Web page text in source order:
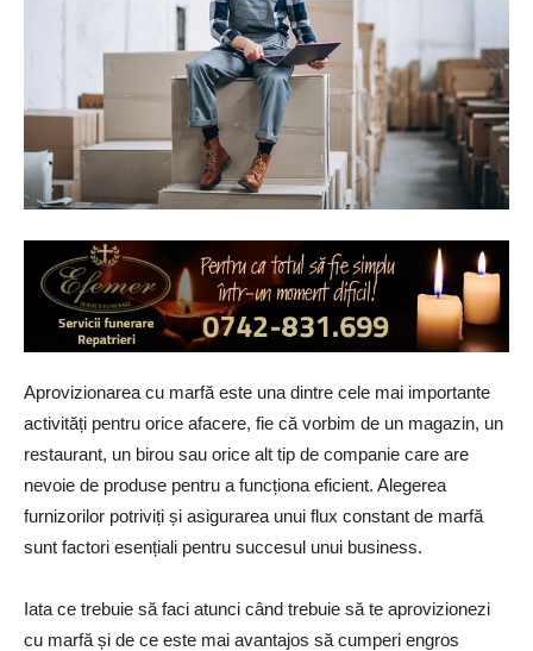
Aprovizionarea cu marfă este una dintre cele mai importante
activități pentru orice afacere, fie că vorbim de un magazin, un
restaurant, un birou sau orice alt tip de companie care are
nevoie de produse pentru a funcționa eficient. Alegerea
furnizorilor potriviți și asigurarea unui flux constant de marfă
sunt factori esențiali pentru succesul unui business.
Iata ce trebuie să faci atunci când trebuie să te aprovizionezi
cu marfă și de ce este mai avantajos să cumperi engros